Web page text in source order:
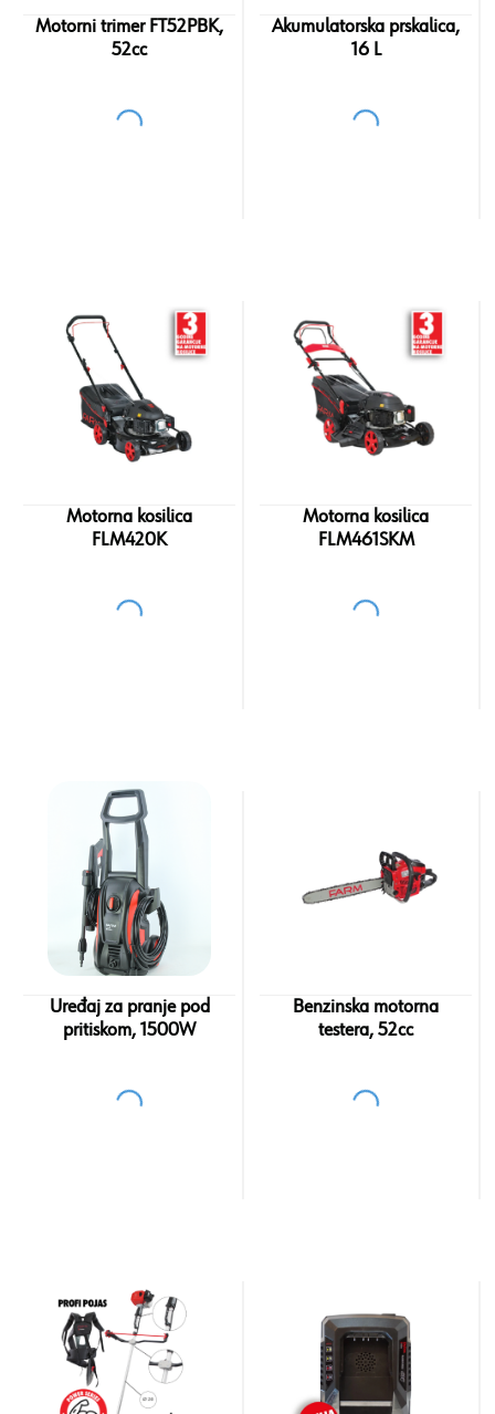
Motorni trimer FT52PBK,
52cc
Akumulatorska prskalica,
16 L
Motorna kosilica
FLM420K
Motorna kosilica
FLM461SKM
Uređaj za pranje pod
pritiskom, 1500W
Benzinska motorna
testera, 52cc